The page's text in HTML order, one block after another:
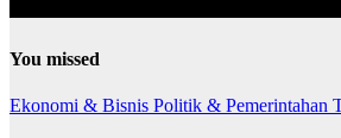
You missed
Ekonomi & Bisnis Politik & Pemerintahan